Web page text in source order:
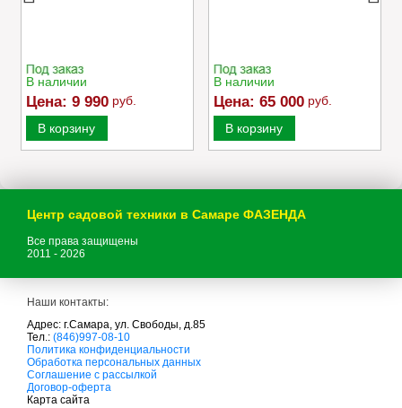
В наличии
Цена: 9 990 руб.
В корзину
В наличии
Цена: 65 000 руб.
В корзину
Центр садовой техники в Самаре ФАЗЕНДА
Все права защищены
2011 - 2026
Наши контакты:
Адрес: г.Самара, ул. Свободы, д.85
Тел.: (846)997-08-10
с
а
д
о
в
Политика конфиденциальности
Обработка персональных данных
Соглашение с рассылкой
Договор-оферта
Карта сайта